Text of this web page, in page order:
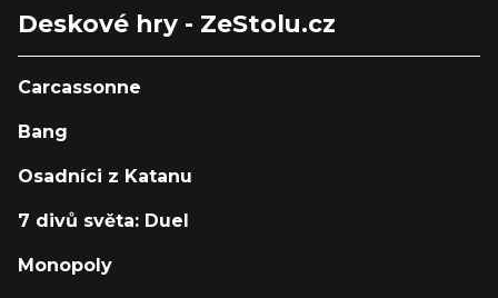
Deskové hry - ZeStolu.cz
Carcassonne
Bang
Osadníci z Katanu
7 divů světa: Duel
Monopoly